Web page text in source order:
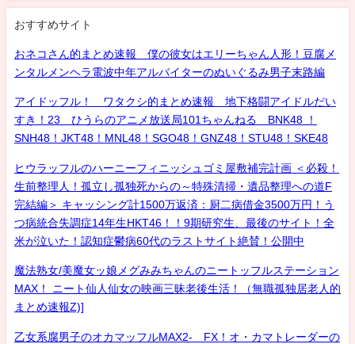
おすすめサイト
おネコさん的まとめ速報 僕の彼女はエリーちゃん人形！豆腐メ
ンタルメンヘラ電波中年アルバイターのぬいぐるみ男子末路編
アイドッフル！ ワタクシ的まとめ速報 地下格闘アイドルだい
すき！23 ひうらのアニメ放送局101ちゃんねる BNK48 ！
SNH48！JKT48！MNL48！SGO48！GNZ48！STU48！SKE48
ヒウラッフルのハーニーフィニッシュゴミ屋敷補完計画 ＜必殺！
生前整理人！孤立し孤独死からの～特殊清掃・遺品整理への道F
完結編＞ キャッシング計1500万返済：厨二病借金3500万円！う
つ病統合失調症14年生HKT46！！9期研究生、最後のサイト！全
米が泣いた！認知症鬱病60代のラストサイト絶賛！公開中
魔法熟女/美魔女ッ娘メグみみちゃんのニートッフルステーション
MAX！ ニート仙人仙女の映画三昧老後生活！（無職孤独居老人的
まとめ速報Z)]
乙女系腐男子のオカマッフルMAX2- FX！オ・カマトレーダーの